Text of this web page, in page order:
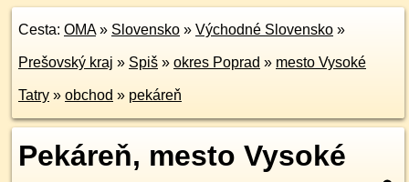
Cesta: OMA» Slovensko » Východné Slovensko »
Prešovský kraj » Spiš » okres Poprad » mesto Vysoké
Tatry » obchod » pekáreň
Pekáreň, mesto Vysoké